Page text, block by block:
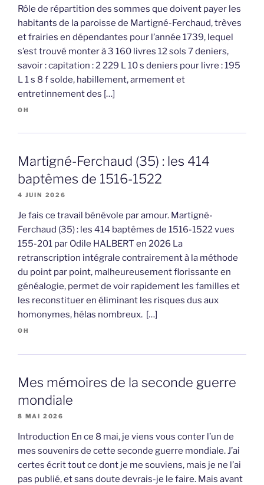
Rôle de répartition des sommes que doivent payer les
habitants de la paroisse de Martigné-Ferchaud, trèves
et frairies en dépendantes pour l’année 1739, lequel
s’est trouvé monter à 3 160 livres 12 sols 7 deniers,
savoir : capitation : 2 229 L 10 s deniers pour livre : 195
L 1 s 8 f solde, habillement, armement et
entretinnement des […]
OH
Martigné-Ferchaud (35) : les 414
baptêmes de 1516-1522
4 JUIN 2026
Je fais ce travail bénévole par amour. Martigné-
Ferchaud (35) : les 414 baptêmes de 1516-1522 vues
155-201 par Odile HALBERT en 2026 La
retranscription intégrale contrairement à la méthode
du point par point, malheureusement florissante en
généalogie, permet de voir rapidement les familles et
les reconstituer en éliminant les risques dus aux
homonymes, hélas nombreux. […]
OH
Mes mémoires de la seconde guerre
mondiale
8 MAI 2026
Introduction En ce 8 mai, je viens vous conter l’un de
mes souvenirs de cette seconde guerre mondiale. J’ai
certes écrit tout ce dont je me souviens, mais je ne l’ai
pas publié, et sans doute devrais-je le faire. Mais avant